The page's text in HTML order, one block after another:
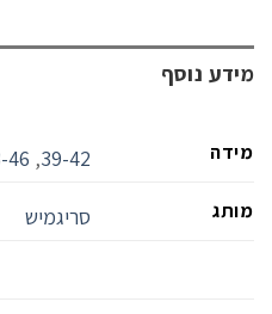
מידע נוסף
מידה 39-42
,
46
מותג סריגמיש